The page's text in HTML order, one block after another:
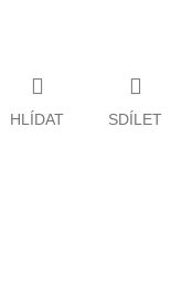
HLÍDAT SDÍLET